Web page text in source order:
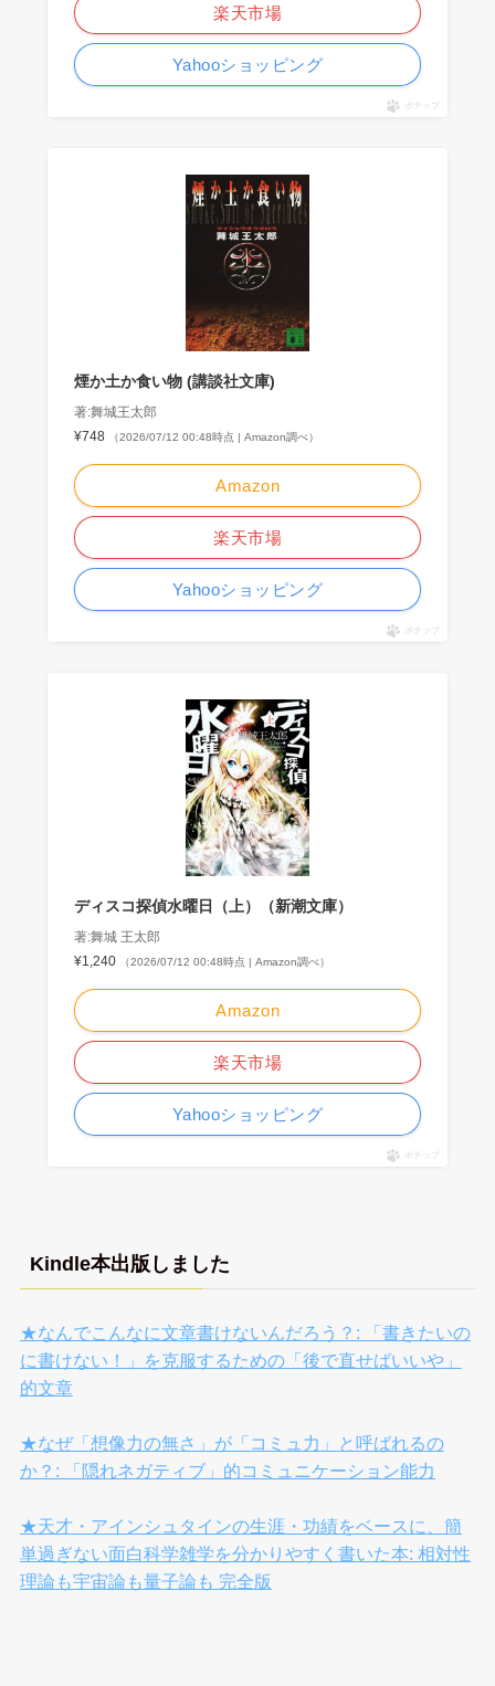
楽天市場
Yahooショッピング
ポチップ
煙か土か食い物 (講談社文庫)
著:舞城王太郎
¥748
（2026/07/12 00:48時点 | Amazon調べ）
Amazon
楽天市場
Yahooショッピング
ポチップ
ディスコ探偵水曜日（上）（新潮文庫）
著:舞城 王太郎
¥1,240
（2026/07/12 00:48時点 | Amazon調べ）
Amazon
楽天市場
Yahooショッピング
ポチップ
Kindle本出版しました
★なんでこんなに文章書けないんだろう？: 「書きたいの
に書けない！」を克服するための「後で直せばいいや」
的文章
★なぜ「想像力の無さ」が「コミュ力」と呼ばれるの
か？: 「隠れネガティブ」的コミュニケーション能力
★天才・アインシュタインの生涯・功績をベースに、簡
単過ぎない面白科学雑学を分かりやすく書いた本: 相対性
理論も宇宙論も量子論も 完全版